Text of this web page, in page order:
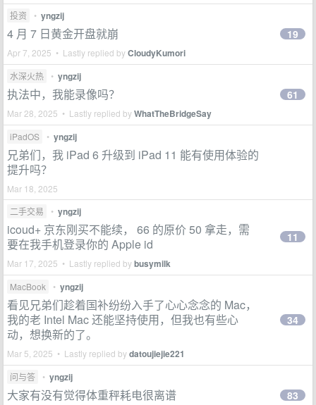
投资 • yngzij
4 月 7 日黄金开盘就崩
Apr 7, 2025 • Lastly replied byCloudyKumori
19
水深火热 • yngzij
执法中，我能录像吗？
Mar 28, 2025 • Lastly replied byWhatTheBridgeSay
61
iPadOS • yngzij
兄弟们，我 iPad 6 升级到 iPad 11 能有使用体验的
提升吗？
Mar 18, 2025
二手交易
• yngzij
icoud+ 京东刚买不能续， 66 的原价 50 拿走，需
要在我手机登录你的 Apple id
Mar 17, 2025 • Lastly replied bybusymilk
11
MacBook • yngzij
看见兄弟们趁着国补纷纷入手了心心念念的 Mac，
我的老 Intel Mac 还能坚持使用，但我也有些心
动，想换新的了。
Mar 5, 2025 • Lastly replied bydatoujiejie221
34
问与答 • yngzij
大家有没有觉得体重秤耗电很离谱 83